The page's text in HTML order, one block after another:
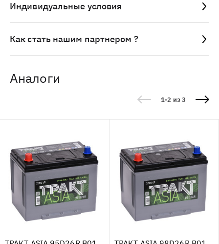
Индивидуальные условия
Как стать нашим партнером ?
Аналоги
1-2 из 3